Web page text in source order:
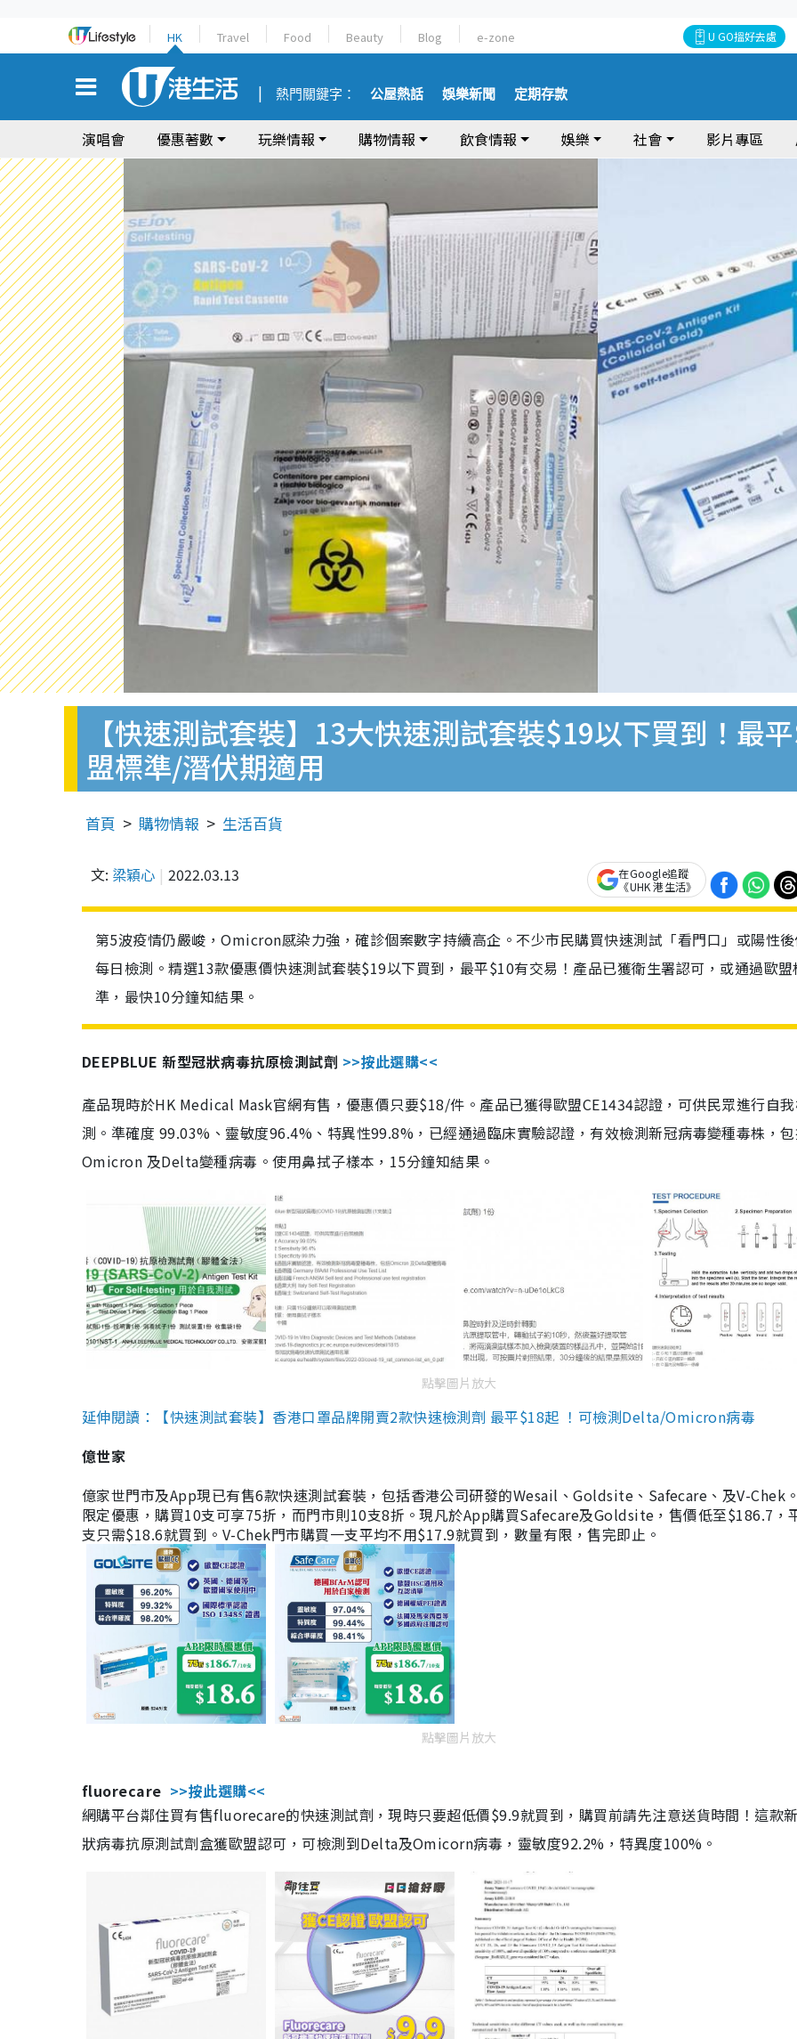
HK Travel Food Beauty Blog e-zone U GO搵好去處
熱門關鍵字： 公屋熱話 娛樂新聞 定期存款
演唱會 優惠著數 玩樂情報 購物情報 飲食情報 娛樂 社會 影片專區
【快速測試套裝】13大快速測試套裝$19以下買到！最
盟標準/潛伏期適用
首頁 購物情報 生活百貨
文: 梁穎心 2022.03.13
在Google追蹤
《UHK 港生活》
第5波疫情仍嚴峻，Omicron感染力強，確診個案數字持續高企。不少市民購買快速測試「看門口」或陽性
每日檢測。精選13款優惠價快速測試套裝$19以下買到，最平$10有交易！產品已獲衛生署認可，或通過歐盟
準，最快10分鐘知結果。
DEEPBLUE 新型冠狀病毒抗原檢測試劑 >>按此選購<<
產品現時於HK Medical Mask官網有售，優惠價只要$18/件。產品已獲得歐盟CE1434認證，可供民眾進行自
測。準確度 99.03%、靈敏度96.4%、特異性99.8%，已經通過臨床實驗認證，有效檢測新冠病毒變種毒株，
Omicron 及Delta變種病毒。使用鼻拭子樣本，15分鐘知結果。
點擊圖片放大
延伸閱讀：【快速測試套裝】香港口罩品牌開賣2款快速檢測劑 最平$18起 ！可檢測Delta/Omicron病毒
億世家
億家世門市及App現已有售6款快速測試套裝，包括香港公司研發的Wesail、Goldsite、Safecare、及V-Chek
限定優惠，購買10支可享75折，而門市則10支8折。現凡於App購買Safecare及Goldsite，售價低至$186.7，
支只需$18.6就買到。V-Chek門市購買一支平均不用$17.9就買到，數量有限，售完即止。
點擊圖片放大
fluorecare >>按此選購<<
網購平台鄰住買有售fluorecare的快速測試劑，現時只要超低價$9.9就買到，購買前請先注意送貨時間！這款
狀病毒抗原測試劑盒獲歐盟認可，可檢測到Delta及Omicorn病毒，靈敏度92.2%，特異度100%。